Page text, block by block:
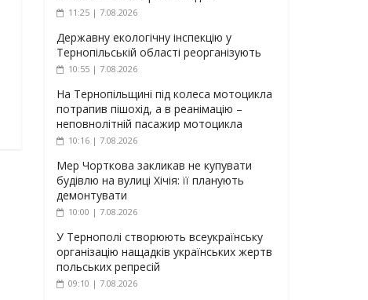
11:25 | 7.08.2026
Державну екологічну інспекцію у
Тернопільській області реорганізують
10:55 | 7.08.2026
На Тернопільщині під колеса мотоцикла
потрапив пішохід, а в реанімацію –
неповнолітній пасажир мотоцикла
10:16 | 7.08.2026
Мер Чорткова закликав не купувати
будівлю на вулиці Хічія: її планують
демонтувати
10:00 | 7.08.2026
У Тернополі створюють всеукраїнську
організацію нащадків українських жертв
польських репресій
09:10 | 7.08.2026